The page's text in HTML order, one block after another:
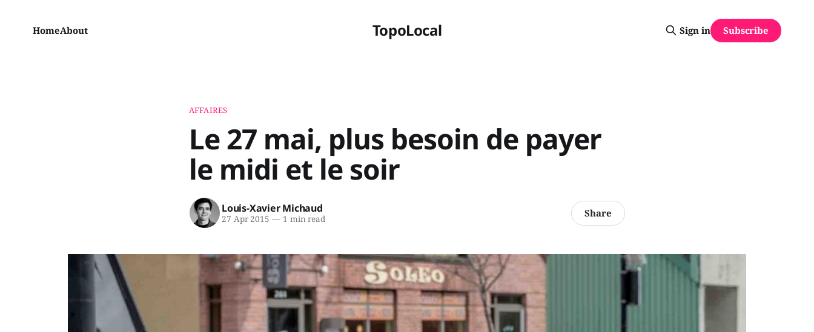
TopoLocal
HomeAbout Sign in Subscribe
AFFAIRES
Le 27 mai, plus besoin de payer
le midi et le soir
Louis-Xavier Michaud
27 Apr 2015 —1 min read Share